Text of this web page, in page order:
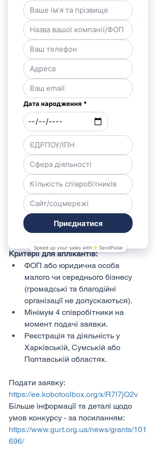
Бізнес відповідатиме за пошук
кандидатів, підтримку обласних
центрів зайнятості та Helvetas.
Гранти покривають:
Навчання стажерів
Закупівля матеріалів для нових
робочих місць
Компенсація оплати праці
стажерів
Розмір гранту:
3 стажери: від 132 000 до 396
000 грн
4 стажери: від 176 000 до 264
000 грн
5 стажерів: від 220 000 до 330
000 грн
6 стажерів: від 264 000 до 396
000 грн
Критерії для аплікантів:
ФОП або юридична особа
малого чи середнього бізнесу
(громадські та благодійні
організації не допускаються).
Мінімум 4 співробітники на
момент подачі заявки.
Реєстрація та діяльність у
Харківській, Сумській або
Полтавській областях.
Подати заявку:
https://ee.kobotoolbox.org/x/R7l7jO2v
Більше інформації та деталі щодо
умов конкурсу - за посиланням:
https://www.gurt.org.ua/news/grants/101
696/